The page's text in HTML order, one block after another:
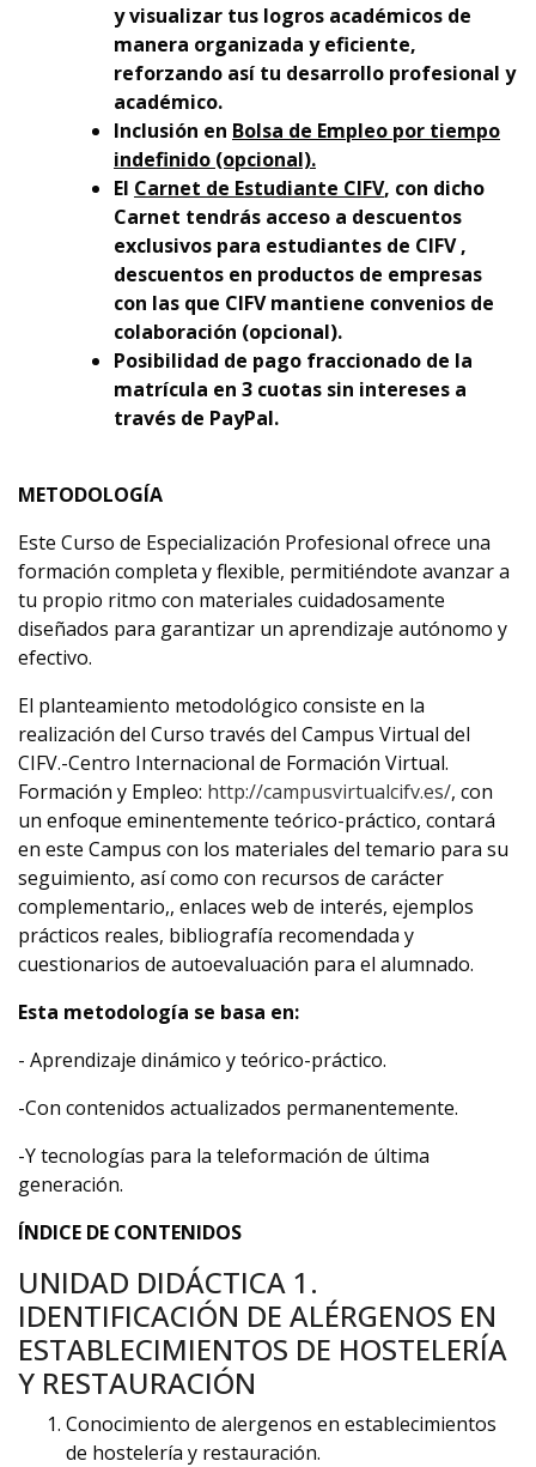
y visualizar tus logros académicos de
manera organizada y eficiente,
reforzando así tu desarrollo profesional y
académico.
Inclusión en Bolsa de Empleo por tiempo
indefinido (opcional).
El Carnet de Estudiante CIFV, con dicho
Carnet tendrás acceso a descuentos
exclusivos para estudiantes de CIFV ,
descuentos en productos de empresas
con las que CIFV mantiene convenios de
colaboración (opcional).
Posibilidad de pago fraccionado de la
matrícula en 3 cuotas sin intereses a
través de PayPal.
METODOLOGÍA
Este Curso de Especialización Profesional ofrece una
formación completa y flexible, permitiéndote avanzar a
tu propio ritmo con materiales cuidadosamente
diseñados para garantizar un aprendizaje autónomo y
efectivo.
El planteamiento metodológico consiste en la
realización del Curso través del Campus Virtual del
CIFV.-Centro Internacional de Formación Virtual.
Formación y Empleo: http://campusvirtualcifv.es/, con
un enfoque eminentemente teórico-práctico, contará
en este Campus con los materiales del temario para su
seguimiento, así como con recursos de carácter
complementario,, enlaces web de interés, ejemplos
prácticos reales, bibliografía recomendada y
cuestionarios de autoevaluación para el alumnado.
Esta metodología se basa en:
- Aprendizaje dinámico y teórico-práctico.
-Con contenidos actualizados permanentemente.
-Y tecnologías para la teleformación de última
generación.
ÍNDICE DE CONTENIDOS
UNIDAD DIDÁCTICA 1.
IDENTIFICACIÓN DE ALÉRGENOS EN
ESTABLECIMIENTOS DE HOSTELERÍA
Y RESTAURACIÓN
Conocimiento de alergenos en establecimientos
de hostelería y restauración.